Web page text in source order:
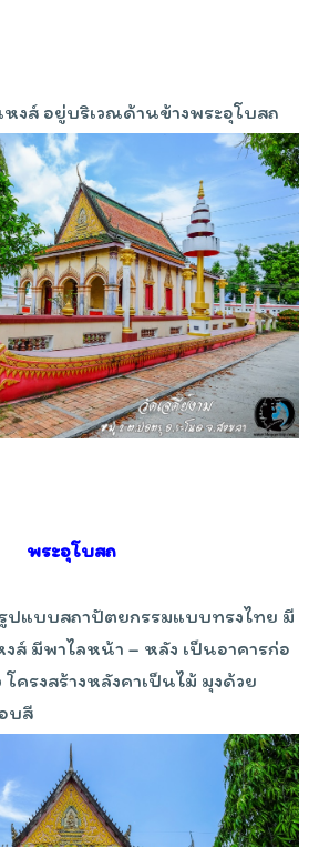
หงส์ อยู่บริเวณด้านข้างพระอุโบสถ
พระอุโบสถ
ปแบบสถาปัตยกรรมแบบทรงไทย มี
ส์ มีพาไลหน้า – หลัง เป็นอาคารก่อ
ครงสร้างหลังคาเป็นไม้ มุงด้วย
บสี